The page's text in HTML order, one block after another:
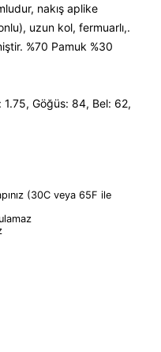
nakış aplike
uzun kol, fermuarlı,.
%70 Pamuk %30
1.75, Göğüs: 84, Bel: 62,
(30C veya 65F ile